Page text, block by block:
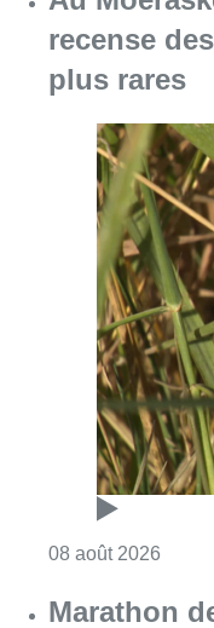
08 août 2026
Marathon
ce week-
flashée à
Tervuren”